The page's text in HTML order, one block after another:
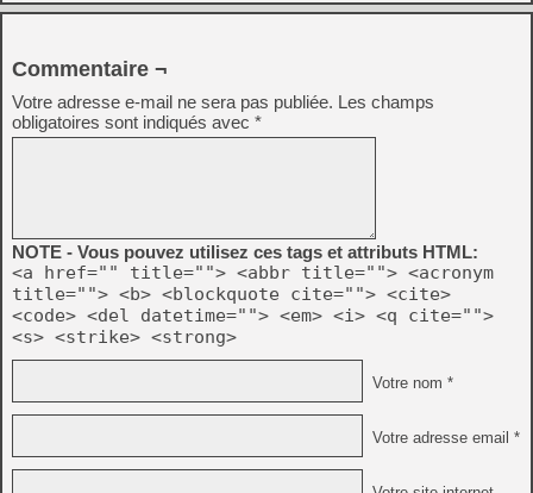
Commentaire ¬
Votre adresse e-mail ne sera pas publiée. Les champs
obligatoires sont indiqués avec *
NOTE - Vous pouvez utilisez ces tags et attributs HTML:
<a href="" title=""> <abbr title=""> <acronym
title=""> <b> <blockquote cite=""> <cite>
<code> <del datetime=""> <em> <i> <q cite="">
<s> <strike> <strong>
Votre nom *
Votre adresse email *